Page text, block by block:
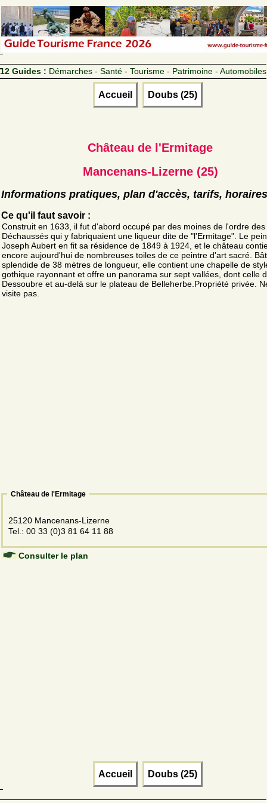
12 Guides : Démarches - Santé - Tourisme - Patrimoine - Automobiles
Accueil Doubs (25)
Château de l'Ermitage
Mancenans-Lizerne (25)
Informations pratiques, plan d'accès, tarifs, horaires
Ce qu'il faut savoir :
Construit en 1633, il fut d'abord occupé par des moines de l'ordre
Déchaussés qui y fabriquaient une liqueur dite de "l'Ermitage". Le
Joseph Aubert en fit sa résidence de 1849 à 1924, et le château
encore aujourd'hui de nombreuses toiles de ce peintre d'art sacré.
splendide de 38 mètres de longueur, elle contient une chapelle de
gothique rayonnant et offre un panorama sur sept vallées, dont celle
Dessoubre et au-delà sur le plateau de Belleherbe.Propriété privée.
visite pas.
Château de l'Ermitage
25120 Mancenans-Lizerne
Tel.: 00 33 (0)3 81 64 11 88
Consulter le plan
Accueil Doubs (25)